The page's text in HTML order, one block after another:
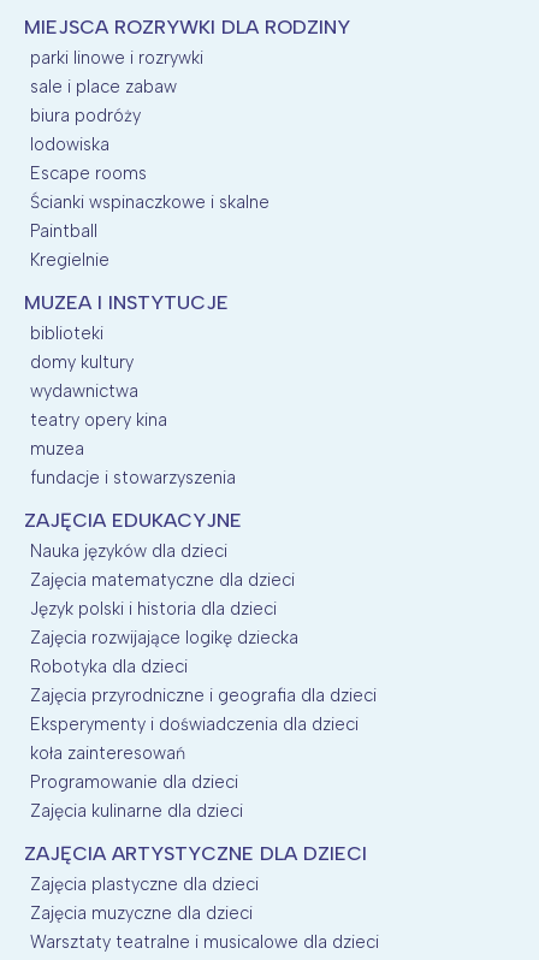
MIEJSCA ROZRYWKI DLA RODZINY
parki linowe i rozrywki
sale i place zabaw
biura podróży
lodowiska
Escape rooms
Ścianki wspinaczkowe i skalne
Paintball
Kregielnie
MUZEA I INSTYTUCJE
biblioteki
domy kultury
wydawnictwa
teatry opery kina
muzea
fundacje i stowarzyszenia
ZAJĘCIA EDUKACYJNE
Nauka języków dla dzieci
Zajęcia matematyczne dla dzieci
Język polski i historia dla dzieci
Zajęcia rozwijające logikę dziecka
Robotyka dla dzieci
Zajęcia przyrodniczne i geografia dla dzieci
Eksperymenty i doświadczenia dla dzieci
koła zainteresowań
Programowanie dla dzieci
Zajęcia kulinarne dla dzieci
ZAJĘCIA ARTYSTYCZNE DLA DZIECI
Zajęcia plastyczne dla dzieci
Zajęcia muzyczne dla dzieci
Warsztaty teatralne i musicalowe dla dzieci